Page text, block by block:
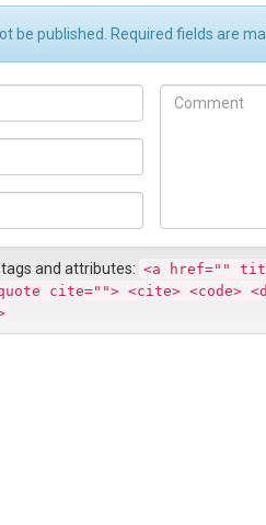
be published. Required fields are
t
tags and attributes: <a href=""
cite=""> <cite> <code>